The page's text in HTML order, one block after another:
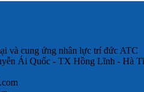
và cung ứng nhân lực trí đức ATC
Ái Quốc - TX Hồng Lĩnh - Hà